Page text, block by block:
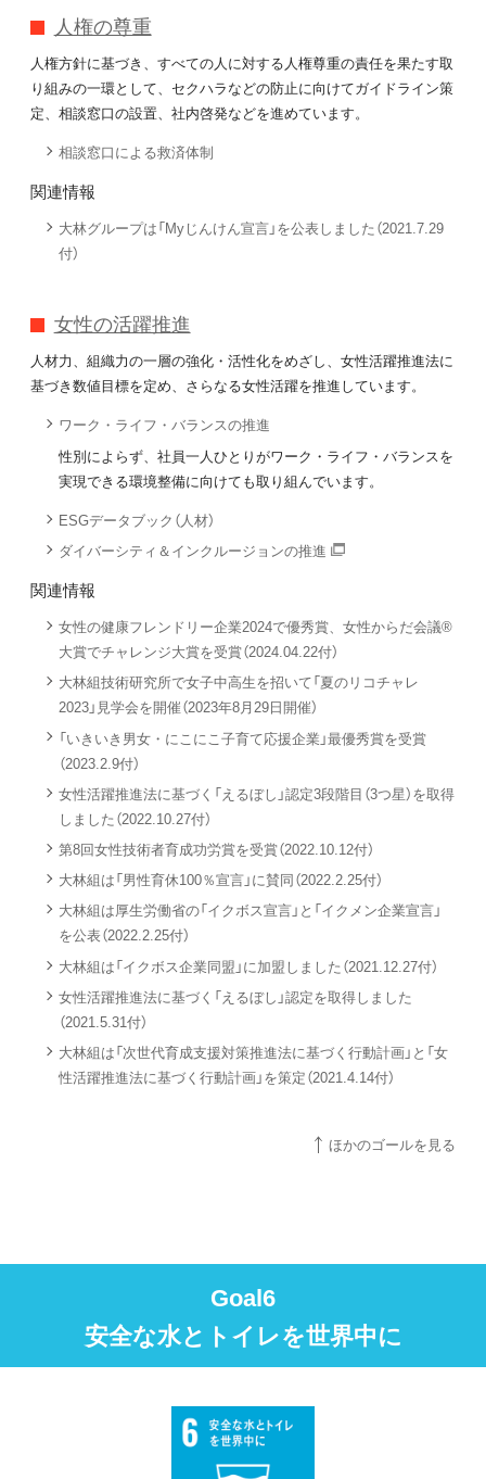
人権の尊重
人権方針に基づき、すべての人に対する人権尊重の責任を果たす取
り組みの一環として、セクハラなどの防止に向けてガイドライン策
定、相談窓口の設置、社内啓発などを進めています。
相談窓口による救済体制
関連情報
大林グループは「Myじんけん宣言」を公表しました（2021.7.29
付）
女性の活躍推進
人材力、組織力の一層の強化・活性化をめざし、女性活躍推進法に
基づき数値目標を定め、さらなる女性活躍を推進しています。
ワーク・ライフ・バランスの推進
性別によらず、社員一人ひとりがワーク・ライフ・バランスを
実現できる環境整備に向けても取り組んでいます。
ESGデータブック（人材）
ダイバーシティ＆インクルージョンの推進
関連情報
女性の健康フレンドリー企業2024で優秀賞、女性からだ会議®
大賞でチャレンジ大賞を受賞（2024.04.22付）
大林組技術研究所で女子中高生を招いて「夏のリコチャレ
2023」見学会を開催（2023年8月29日開催）
「いきいき男女・にこにこ子育て応援企業」最優秀賞を受賞
（2023.2.9付）
女性活躍推進法に基づく「えるぼし」認定3段階目（3つ星）を取得
しました（2022.10.27付）
第8回女性技術者育成功労賞を受賞（2022.10.12付）
大林組は「男性育休100％宣言」に賛同（2022.2.25付）
大林組は厚生労働省の「イクボス宣言」と「イクメン企業宣言」
を公表（2022.2.25付）
大林組は「イクボス企業同盟」に加盟しました（2021.12.27付）
女性活躍推進法に基づく「えるぼし」認定を取得しました
（2021.5.31付）
大林組は「次世代育成支援対策推進法に基づく行動計画」と「女
性活躍推進法に基づく行動計画」を策定（2021.4.14付）
ほかのゴールを見る
Goal6
安全な水とトイレを世界中に